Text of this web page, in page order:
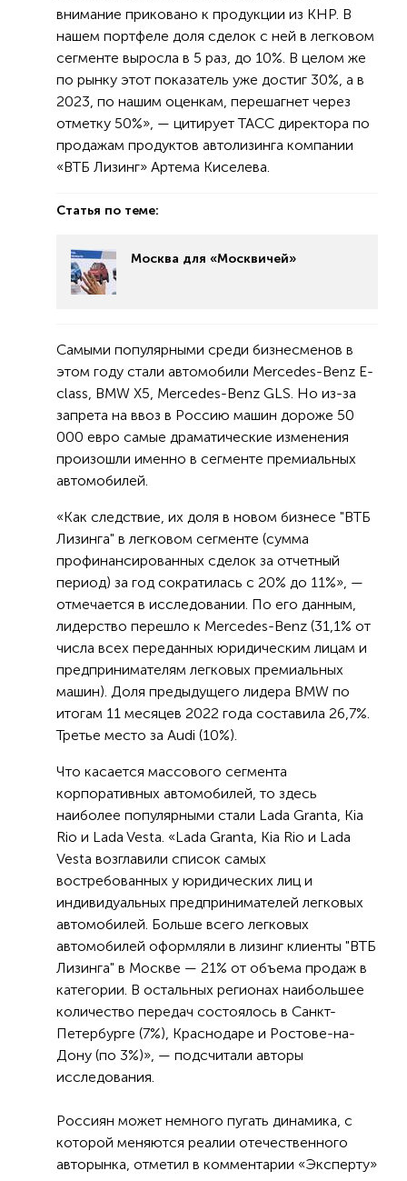
внимание приковано к продукции из КНР. В
нашем портфеле доля сделок с ней в легковом
сегменте выросла в 5 раз, до 10%. В целом же
по рынку этот показатель уже достиг 30%, а в
2023, по нашим оценкам, перешагнет через
отметку 50%», — цитирует ТАСС директора по
продажам продуктов автолизинга компании
«ВТБ Лизинг» Артема Киселева.
Статья по теме:
Москва для «Москвичей»
Самыми популярными среди бизнесменов в
этом году стали автомобили Mercedes-Benz E-
class, BMW X5, Mercedes-Benz GLS. Но из-за
запрета на ввоз в Россию машин дороже 50
000 евро самые драматические изменения
произошли именно в сегменте премиальных
автомобилей.
«Как следствие, их доля в новом бизнесе "ВТБ
Лизинга" в легковом сегменте (сумма
профинансированных сделок за отчетный
период) за год сократилась с 20% до 11%», —
отмечается в исследовании. По его данным,
лидерство перешло к Mercedes-Benz (31,1% от
числа всех переданных юридическим лицам и
предпринимателям легковых премиальных
машин). Доля предыдущего лидера BMW по
итогам 11 месяцев 2022 года составила 26,7%.
Третье место за Audi (10%).
Что касается массового сегмента
корпоративных автомобилей, то здесь
наиболее популярными стали Lada Granta, Kia
Rio и Lada Vesta. «Lada Granta, Kia Rio и Lada
Vesta возглавили список самых
востребованных у юридических лиц и
индивидуальных предпринимателей легковых
автомобилей. Больше всего легковых
автомобилей оформляли в лизинг клиенты "ВТБ
Лизинга" в Москве — 21% от объема продаж в
категории. В остальных регионах наибольшее
количество передач состоялось в Санкт-
Петербурге (7%), Краснодаре и Ростове-на-
Дону (по 3%)», — подсчитали авторы
исследования.
Россиян может немного пугать динамика, с
которой меняются реалии отечественного
авторынка, отметил в комментарии «Эксперту»